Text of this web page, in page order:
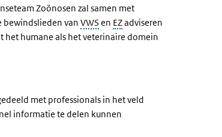
Zoönosen zal samen met
bewindslieden van VWS en EZadviseren
het humane als het veterinaire domein
met professionals in het veld
informatie te delen kunnen